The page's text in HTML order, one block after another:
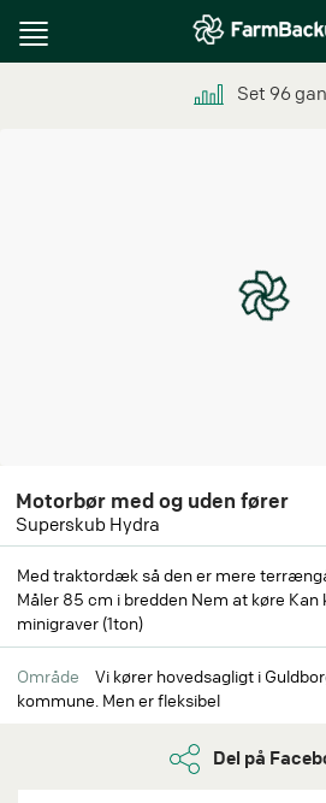
Toggle
Set 96
Motorbør med og uden fører
Superskub Hydra
Med traktordæk så den er mere
Måler 85 cm i bredden Nem at køre
minigraver (1ton)
Område
Vi kører hovedsagligt i
kommune. Men er fleksibel
Del på